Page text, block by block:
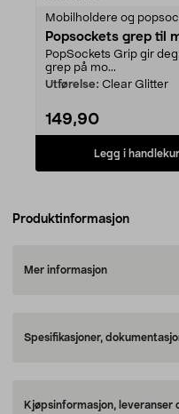
Mobilholdere og
Popsockets grep til
PopSockets Grip gir
grep på mo...
Utførelse: Clear Glitter
149,90
Legg i
Produktinformasjon
Mer informasjon
Spesifikasjoner,
Kjøpsinformasjon, leveranser